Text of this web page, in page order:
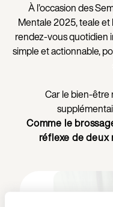
À l’occasion des
Mentale 2025, teale
rendez-vous quotidien
simple et actionnable,
Car le bien-être
Comme le
réflexe de